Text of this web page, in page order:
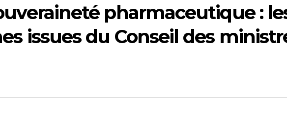
pharmaceutique :
issues du Conseil des